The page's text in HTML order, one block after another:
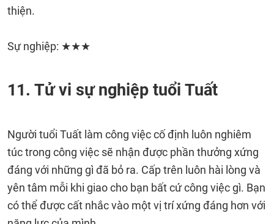
thiện.
Sự nghiệp: ★★★
11. Tử vi sự nghiệp tuổi Tuất
Người tuổi Tuất làm công việc cố định luôn nghiêm
túc trong công việc sẽ nhận được phần thưởng xứng
đáng với những gì đã bỏ ra. Cấp trên luôn hài lòng và
yên tâm mỗi khi giao cho bạn bất cứ công việc gì. Bạn
có thể được cất nhắc vào một vị trí xứng đáng hơn với